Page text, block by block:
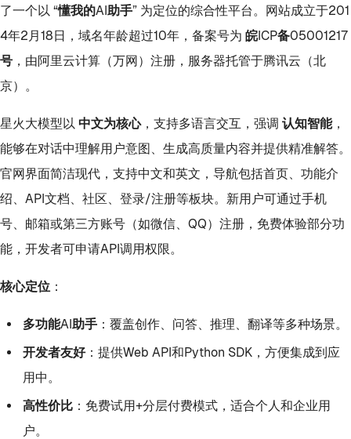
了一个以 “懂我的AI助手” 为定位的综合性平台。网站成立于201
4年2月18日，域名年龄超过10年，备案号为 皖ICP备05001217
号 ，由阿里云计算（万网）注册，服务器托管于腾讯云（北
京）。
星火大模型以 中文为核心，支持多语言交互，强调 认知智能，
能够在对话中理解用户意图、生成高质量内容并提供精准解答。
官网界面简洁现代，支持中文和英文，导航包括首页、功能介
绍、API文档、社区、登录/注册等板块。新用户可通过手机
号、邮箱或第三方账号（如微信、QQ）注册，免费体验部分功
能，开发者可申请API调用权限。
核心定位 ：
多功能AI助手：覆盖创作、问答、推理、翻译等多种场景。
开发者友好：提供Web API和Python SDK，方便集成到应
用中。
高性价比：免费试用+分层付费模式，适合个人和企业用
户。